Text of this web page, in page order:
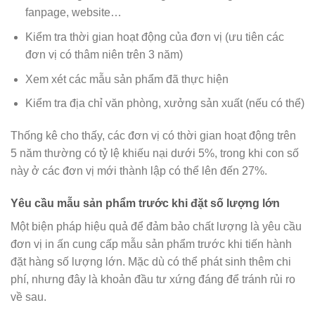
fanpage, website…
Kiểm tra thời gian hoạt động của đơn vị (ưu tiên các
đơn vị có thâm niên trên 3 năm)
Xem xét các mẫu sản phẩm đã thực hiện
Kiểm tra địa chỉ văn phòng, xưởng sản xuất (nếu có thể)
Thống kê cho thấy, các đơn vị có thời gian hoạt động trên
5 năm thường có tỷ lệ khiếu nại dưới 5%, trong khi con số
này ở các đơn vị mới thành lập có thể lên đến 27%.
Yêu cầu mẫu sản phẩm trước khi đặt số lượng lớn
Một biện pháp hiệu quả để đảm bảo chất lượng là yêu cầu
đơn vị in ấn cung cấp mẫu sản phẩm trước khi tiến hành
đặt hàng số lượng lớn. Mặc dù có thể phát sinh thêm chi
phí, nhưng đây là khoản đầu tư xứng đáng để tránh rủi ro
về sau.